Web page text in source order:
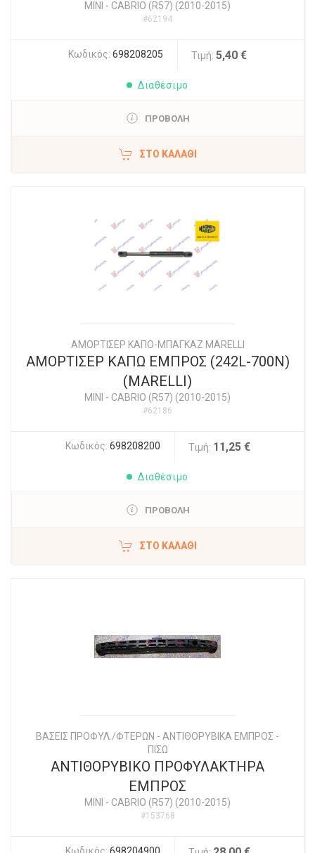
MINI - CABRIO (R57) (2010-2015)
#62194
Κωδικός: 698208205 Τιμή: 5,40 €
Διαθέσιμο
ΠΡΟΒΟΛΗ
ΣΤΟ ΚΑΛΆΘΙ
ΑΜΟΡΤΙΣΕΡ ΚΑΠΟ-ΜΠΑΓΚΑΖ MARELLI
ΑΜΟΡΤΙΣΕΡ ΚΑΠΩ ΕΜΠΡΟΣ (242L-700N)
(MARELLI)
MINI - CABRIO (R57) (2010-2015)
#62186
Κωδικός: 698208200 Τιμή: 11,25 €
Διαθέσιμο
ΠΡΟΒΟΛΗ
ΣΤΟ ΚΑΛΆΘΙ
ΒΑΣΕΙΣ ΠΡΟΦΥΛ./ΦΤΕΡΩΝ - ΑΝΤΙΘΟΡΥΒΙΚΑ ΕΜΠΡΟΣ -
ΠΙΣΩ
ΑΝΤΙΘΟΡΥΒΙΚΟ ΠΡΟΦΥΛΑΚΤΗΡΑ
ΕΜΠΡΟΣ
MINI - CABRIO (R57) (2010-2015)
#153768
Κωδικός: 698204900